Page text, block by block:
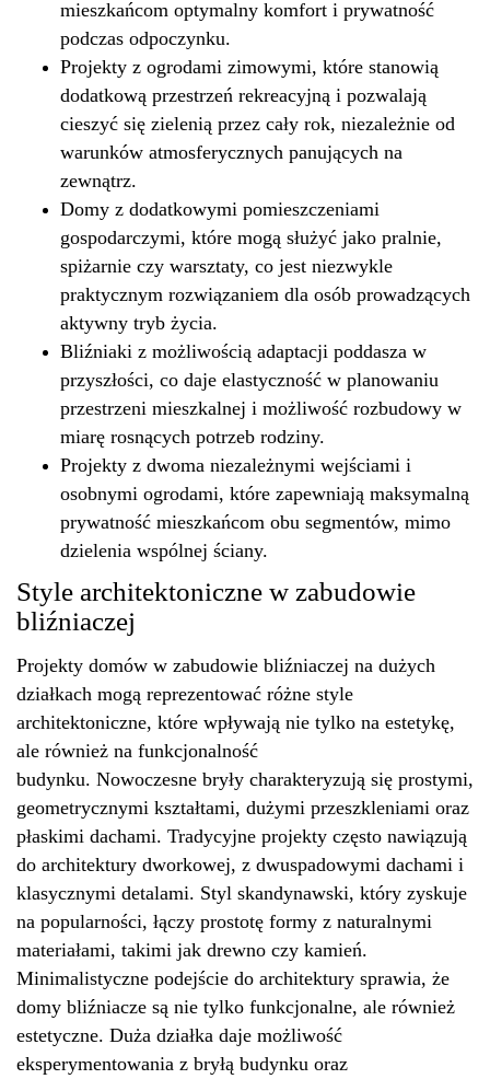
mieszkańcom optymalny komfort i prywatność
podczas odpoczynku.
Projekty z ogrodami zimowymi, które stanowią
dodatkową przestrzeń rekreacyjną i pozwalają
cieszyć się zielenią przez cały rok, niezależnie od
warunków atmosferycznych panujących na
zewnątrz.
Domy z dodatkowymi pomieszczeniami
gospodarczymi, które mogą służyć jako pralnie,
spiżarnie czy warsztaty, co jest niezwykle
praktycznym rozwiązaniem dla osób prowadzących
aktywny tryb życia.
Bliźniaki z możliwością adaptacji poddasza w
przyszłości, co daje elastyczność w planowaniu
przestrzeni mieszkalnej i możliwość rozbudowy w
miarę rosnących potrzeb rodziny.
Projekty z dwoma niezależnymi wejściami i
osobnymi ogrodami, które zapewniają maksymalną
prywatność mieszkańcom obu segmentów, mimo
dzielenia wspólnej ściany.
Style architektoniczne w zabudowie
bliźniaczej
Projekty domów w zabudowie bliźniaczej na dużych
działkach mogą reprezentować różne style
architektoniczne, które wpływają nie tylko na estetykę,
ale również na funkcjonalność
budynku. Nowoczesne bryły charakteryzują się prostymi,
geometrycznymi kształtami, dużymi przeszkleniami oraz
płaskimi dachami. Tradycyjne projekty często nawiązują
do architektury dworkowej, z dwuspadowymi dachami i
klasycznymi detalami. Styl skandynawski, który zyskuje
na popularności, łączy prostotę formy z naturalnymi
materiałami, takimi jak drewno czy kamień.
Minimalistyczne podejście do architektury sprawia, że
domy bliźniacze są nie tylko funkcjonalne, ale również
estetyczne. Duża działka daje możliwość
eksperymentowania z bryłą budynku oraz